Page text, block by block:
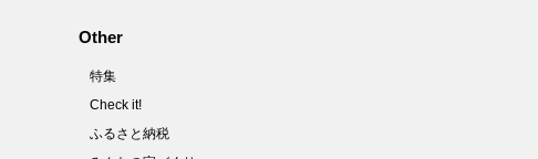
Other
特集
Check it!
ふるさと納税